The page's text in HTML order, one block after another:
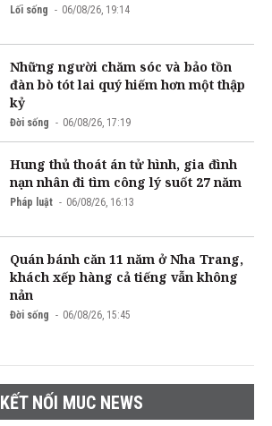
Lối sống 06/08/26, 19:14
Những người chăm sóc và bảo tồn
đàn bò tót lai quý hiếm hơn một thập
kỷ
Đời sống 06/08/26, 17:19
Hung thủ thoát án tử hình, gia đình
nạn nhân đi tìm công lý suốt 27 năm
Pháp luật 06/08/26, 16:13
Quán bánh căn 11 năm ở Nha Trang,
khách xếp hàng cả tiếng vẫn không
nản
Đời sống 06/08/26, 15:45
KẾT NỐI MUC NEWS